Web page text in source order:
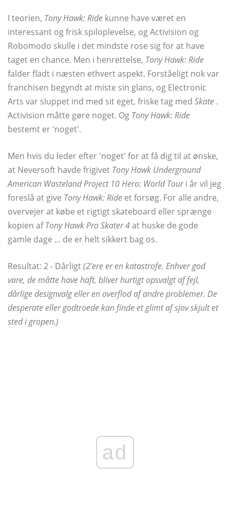
I teorien, Tony Hawk: Ride kunne have været en
interessant og frisk spiloplevelse, og Activision og
Robomodo skulle i det mindste rose sig for at have
taget en chance. Men i henrettelse, Tony Hawk: Ride
falder fladt i næsten ethvert aspekt. Forståeligt nok var
franchisen begyndt at miste sin glans, og Electronic
Arts var sluppet ind med sit eget, friske tag med Skate .
Activision måtte gøre noget. Og Tony Hawk: Ride
bestemt er 'noget'.
Men hvis du leder efter 'noget' for at få dig til at ønske,
at Neversoft havde frigivet Tony Hawk Underground
American Wasteland Project 10 Hero: World Touri år vil jeg
foreslå at give Tony Hawk: Ride et forsøg. For alle andre,
overvejer at købe et rigtigt skateboard eller sprænge
kopien afTony Hawk Pro Skater 4at huske de gode
gamle dage ... de er helt sikkert bag os.
Resultat: 2 - Dårligt(2'ere er en katastrofe. Enhver god
vare, de måtte have haft, bliver hurtigt opsvalgt af fejl,
dårlige designvalg eller en overflod af andre problemer. De
desperate eller godtroede kan finde et glimt af sjov skjult et
sted i gropen.)
ad